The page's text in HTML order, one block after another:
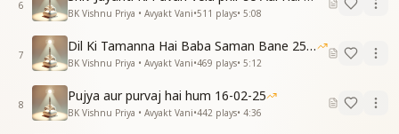
मनके उमंग से उत्साह के रंग से
संगमयुग में हर दिन उत्सव ही मनाना है
दिल में बधाईयों के बज रहे साज अनोखे
हीरे जैसा बने हम यही समय सुहाना है
हम सब की खुशियों का अब ना ठिकाना है
हीरे जैसा हमे बनाने शिव धरा पे पधारे है
हीरे तुल्य ये जयंती है मिलकर हम मना रहे
6
BK Vishnu Priya • Avyakt Vani•511 plays• 5:08
7
Dil Ki Tamanna Hai Baba Saman Bane 25-01-2026
BK Vishnu Priya • Avyakt Vani•469 plays• 5:12
8
Pujya aur purvaj hai hum 16-02-25
BK Vishnu Priya • Avyakt Vani•442 plays• 4:36